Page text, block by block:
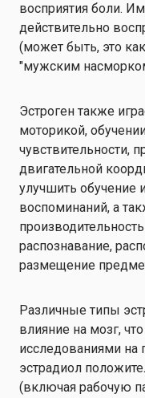
восприятия боли.
действительно
(может быть, это
"мужским
Эстроген также
моторикой,
чувствительности,
двигательной
улучшить
воспоминаний, а
распознавание,
размещение
Различные типы
влияние на мозг,
исследованиями на
эстрадиол
(включая рабочую